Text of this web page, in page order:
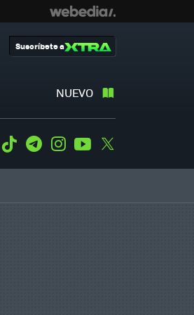
NUEVO
Suscríbete a
WhatsApp
Tiktok TelegramInstagramYoutube